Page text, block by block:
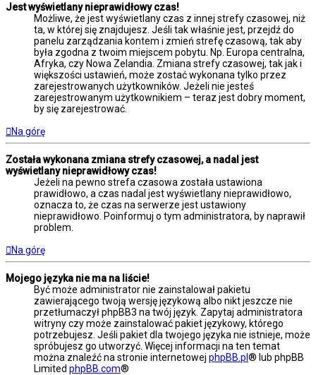
Jest wyświetlany nieprawidłowy czas!
Możliwe, że jest wyświetlany czas z innej strefy czasowej, niż
ta, w której się znajdujesz. Jeśli tak właśnie jest, przejdź do
panelu zarządzania kontem i zmień strefę czasową, tak aby
była zgodna z twoim miejscem pobytu. Np. Europa centralna,
Afryka, czy Nowa Zelandia. Zmiana strefy czasowej, tak jak i
większości ustawień, może zostać wykonana tylko przez
zarejestrowanych użytkowników. Jeżeli nie jesteś
zarejestrowanym użytkownikiem – teraz jest dobry moment,
by się zarejestrować.
Na górę
Została wykonana zmiana strefy czasowej, a nadal jest
wyświetlany nieprawidłowy czas!
Jeżeli na pewno strefa czasowa została ustawiona
prawidłowo, a czas nadal jest wyświetlany nieprawidłowo,
oznacza to, że czas na serwerze jest ustawiony
nieprawidłowo. Poinformuj o tym administratora, by naprawił
problem.
Na górę
Mojego języka nie ma na liście!
Być może administrator nie zainstalował pakietu
zawierającego twoją wersję językową albo nikt jeszcze nie
przetłumaczył phpBB3 na twój język. Zapytaj administratora
witryny czy może zainstalować pakiet językowy, którego
potrzebujesz. Jeśli pakiet dla twojego języka nie istnieje, może
spróbujesz go utworzyć. Więcej informacji na ten temat
można znaleźć na stronie internetowej phpBB.pl® lub phpBB
Limited phpBB.com®